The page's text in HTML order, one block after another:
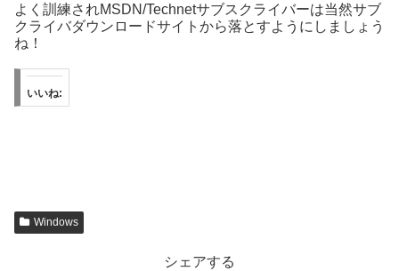
よく訓練されMSDN/Technetサブスクライバーは当然サブ
クライバダウンロードサイトから落とすようにしましょう
ね！
いいね:
Windows
シェアする